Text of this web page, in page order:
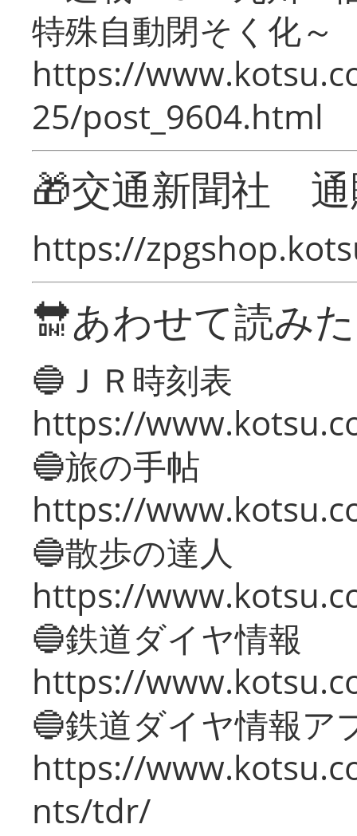
特殊自動閉そく化～
https://
25/post_9604.html
🎁交通新聞社
https://
🔛あわせて読み
🔵ＪＲ時刻表
https://
🔵旅の手帖
https://
🔵散歩の達人
https://
🔵鉄道ダイヤ情報
https://
🔵鉄道ダイヤ情報ア
https://
nts/tdr/